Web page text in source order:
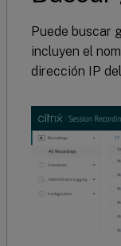
Puede buscar
incluyen el
dirección IP